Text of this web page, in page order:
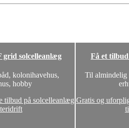
grid solcelleanlæg
kolonihavehus,
hobby
tilbud på solcelleanlæg
Få et
Til almindelig
Gratis og